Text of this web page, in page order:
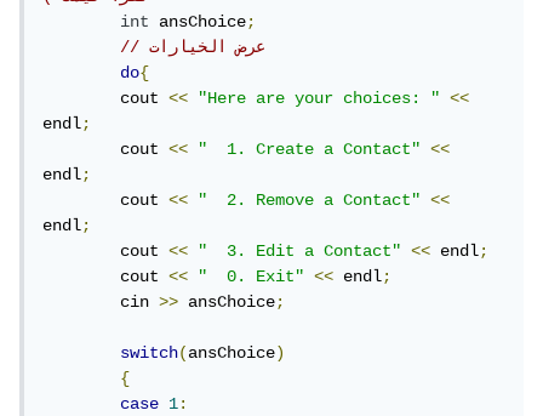
int
ansChoice;
// عرض الخيارات
do{
	cout
<< "Here are your choices: "
<<
endl;
	cout
<< "  1. Create a Contact"
<<
endl;
	cout
<< "  2. Remove a Contact"
<<
endl;
	cout
<< "  3. Edit a Contact" << endl;
	cout
<< "  0. Exit" << endl;
	cin
>> ansChoice;
switch(ansChoice)
{
case
1: